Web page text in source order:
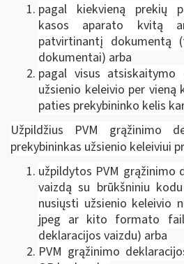
pagal kiekvieną prekių
kasos aparato kvitą
patvirtinantį dokumentą
dokumentai) arba
pagal visus atsiskaitymo
užsienio keleivio per
paties prekybininko kelis
Užpildžius PVM grąžinimo
prekybininkas užsienio keleiviui
užpildytos PVM grąžinimo
vaizdą su brūkšniniu
nusiųsti užsienio keleivio
jpeg ar kito formato
deklaracijos vaizdu) arba
PVM grąžinimo